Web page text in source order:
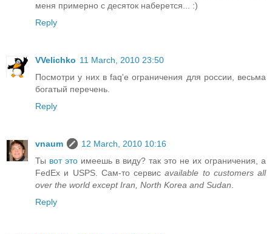
меня примерно с десяток наберется... :)
Reply
VVelichko 11 March, 2010 23:50
Посмотри у них в faq'е ограничения для россии, весьма
богатый перечень.
Reply
vnaum
12 March, 2010 10:16
Ты вот это имеешь в виду? так это не их ограничения, а
FedEx и USPS. Сам-то сервисavailable to customers all
over the world except Iran, North Korea and Sudan
Reply